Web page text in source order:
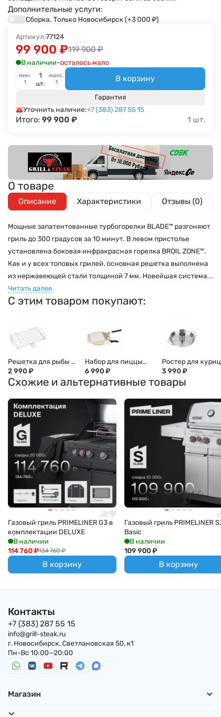
Дополнительные услуги:
Сборка. Только Новосибирск (+3 000 ₽)
Артикул:77124
119 900 ₽
99 900 ₽
В наличии-осталось мало
мин.
1
шт.
макс.
1
В корзину
Гарантия
Уточнить наличие:+7 (383) 287 55 15
Итого: 99 900 ₽ 1 шт.
О товаре
Описание Характеристики Отзывы (0)
Мощные запатентованные турбогорелки BLADE™️ разгоняют
гриль до 300 градусов за 10 минут. В левом пристолье
установлена боковая инфракрасная горелка BROIL ZONE™️.
Как и у всех топовых грилей, основная решетка выполнена
из нержавеющей стали толщиной 7 мм. Новейшая система...
Читать далее
С этим товаром покупают:
Решетка для рыбы и
овощей PRIMELINER
2 990₽
Набор для пиццы
PRIMELINER
(камень, нож,
лопатка)
6 990₽
Ростер для
PRIMELINER
3 990₽
Схожие и альтернативные товары
Газовый гриль PRIMELINER G3 в
комплектации DELUXE
В наличии
134 760 ₽
114 760₽
В корзину
Газовый гриль PRIMELINER
Basic
В наличии
109 900₽
В корзину
Контакты
+7 (383) 287 55 15
info@grill-steak.ru
г. Новосибирск, Светлановская 50, к1
Пн-Вс 10:00—20:00
Магазин